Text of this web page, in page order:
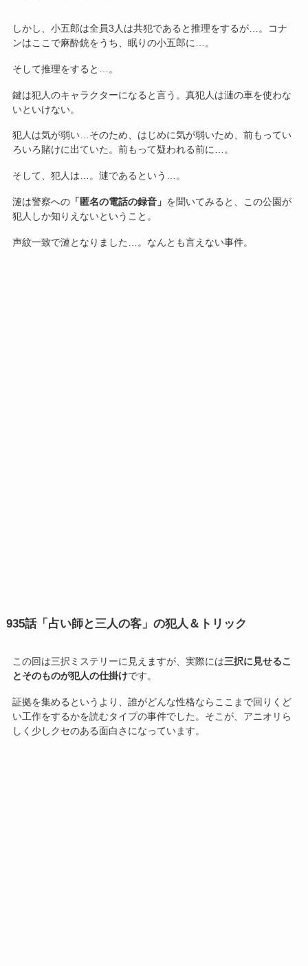
しかし、小五郎は全員3人は共犯であると推理をするが…。コナ
ンはここで麻酔銃をうち、眠りの小五郎に…。
そして推理をすると…。
鍵は犯人のキャラクターになると言う。真犯人は漣の車を使わな
いといけない。
犯人は気が弱い…そのため、はじめに気が弱いため、前もってい
ろいろ賭けに出ていた。前もって疑われる前に…。
そして、犯人は…。漣であるという…。
漣は警察への「匿名の電話の録音」 を聞いてみると、この公園が
犯人しか知りえないということ。
声紋一致で漣となりました…。なんとも言えない事件。
935話「占い師と三人の客」の犯人＆トリック
この回は三択ミステリーに見えますが、実際には三択に見せるこ
とそのものが犯人の仕掛けです。
証拠を集めるというより、誰がどんな性格ならここまで回りくど
い工作をするかを読むタイプの事件でした。そこが、アニオリら
しく少しクセのある面白さになっています。